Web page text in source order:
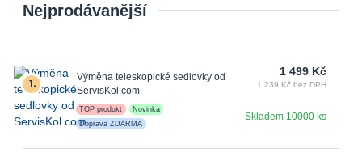
Nejprodávanější
1.
Výměna teleskopické sedlovky od
ServisKol.com
Skladem 10000 ks
TOP produkt
Novinka
Doprava ZDARMA
1 499 Kč
1 239 Kč bez DPH